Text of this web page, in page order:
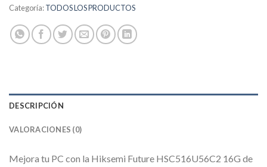
Categoría:TODOS LOS PRODUCTOS
DESCRIPCIÓN
VALORACIONES (0)
Mejora tu PC con la Hiksemi Future HSC516U56C2 16G de